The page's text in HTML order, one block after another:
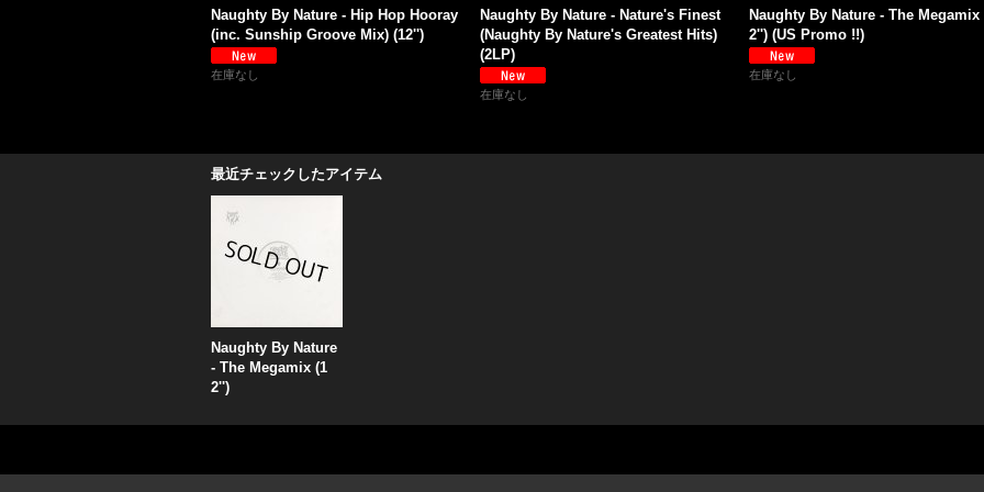
Naughty By Nature - Hip Hop Hooray
(inc. Sunship Groove Mix) (12'')
在庫なし
Naughty By Nature - Nature's Finest
(Naughty By Nature's Greatest Hits)
(2LP)
在庫なし
Naughty By Nature - The Megamix
2'') (US Promo !!)
在庫なし
最近チェックしたアイテム
Naughty By Nature
- The Megamix (1
2'')